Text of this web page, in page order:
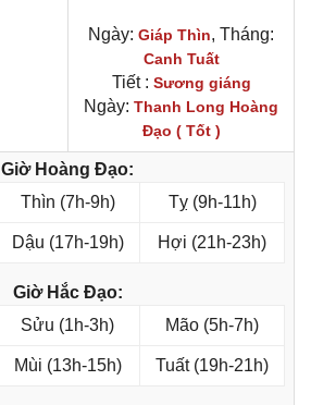
Ngày: Giáp Thìn, Tháng:
Canh Tuất
Tiết : Sương giáng
Ngày: Thanh Long Hoàng
Đạo ( Tốt )
Giờ Hoàng Đạo:
Thìn (7h-9h) Tỵ (9h-11h)
Dậu (17h-19h) Hợi (21h-23h)
Giờ Hắc Đạo:
Sửu (1h-3h) Mão (5h-7h)
Mùi (13h-15h) Tuất (19h-21h)